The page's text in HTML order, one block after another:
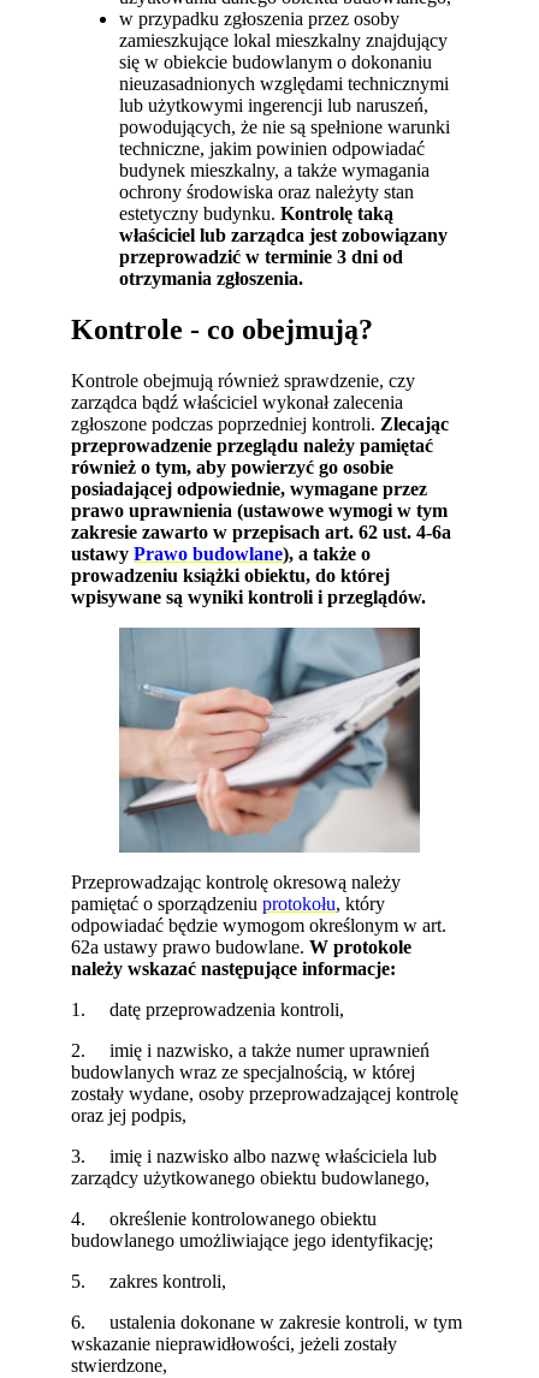
w przypadku zgłoszenia przez osoby
zamieszkujące lokal mieszkalny znajdujący
się w obiekcie budowlanym o dokonaniu
nieuzasadnionych względami technicznymi
lub użytkowymi ingerencji lub naruszeń,
powodujących, że nie są spełnione warunki
techniczne, jakim powinien odpowiadać
budynek mieszkalny, a także wymagania
ochrony środowiska oraz należyty stan
estetyczny budynku.Kontrolę taką
właściciel lub zarządca jest zobowiązany
przeprowadzić w terminie 3 dni od
otrzymania zgłoszenia.
Kontrole - co obejmują?
Kontrole obejmują również sprawdzenie, czy
zarządca bądź właściciel wykonał zalecenia
zgłoszone podczas poprzedniej kontroli. Zlecając
przeprowadzenie przeglądu należy pamiętać
również o tym, aby powierzyć go osobie
posiadającej odpowiednie, wymagane przez
prawo uprawnienia (ustawowe wymogi w tym
zakresie zawarto w przepisach art. 62 ust. 4-6a
ustawyPrawo budowlane), a także o
prowadzeniu książki obiektu, do której
wpisywane są wyniki kontroli i przeglądów.
Przeprowadzając kontrolę okresową należy
pamiętać o sporządzeniuprotokołu, który
odpowiadać będzie wymogom określonym w art.
62a ustawy prawo budowlane.W protokole
należy wskazać następujące informacje:
1. datę przeprowadzenia kontroli,
2. imię i nazwisko, a także numer uprawnień
budowlanych wraz ze specjalnością, w której
zostały wydane, osoby przeprowadzającej kontrolę
oraz jej podpis,
3. imię i nazwisko albo nazwę właściciela lub
zarządcy użytkowanego obiektu budowlanego,
4. określenie kontrolowanego obiektu
budowlanego umożliwiające jego identyfikację;
5. zakres kontroli,
6. ustalenia dokonane w zakresie kontroli, w tym
wskazanie nieprawidłowości, jeżeli zostały
stwierdzone,